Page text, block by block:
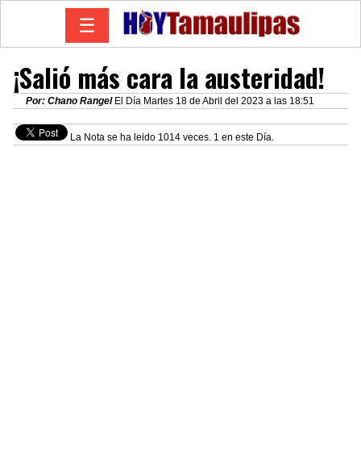
☰
¡Salió más cara la austeridad!
Por: Chano RangelEl Día Martes 18 de Abril del 2023 a las 18:51
La Nota se ha leido 1014 veces. 1 en este Día.